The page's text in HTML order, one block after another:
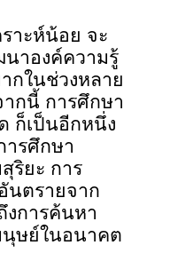
ะห์น้อย จะ
าองค์ความรู้
กในช่วงหลาย
กนี้ การศึกษา
ก็เป็นอีกหนึ่ง
รศึกษา
ริยะ การ
นตรายจาก
งการค้นหา
ษย์ในอนาคต